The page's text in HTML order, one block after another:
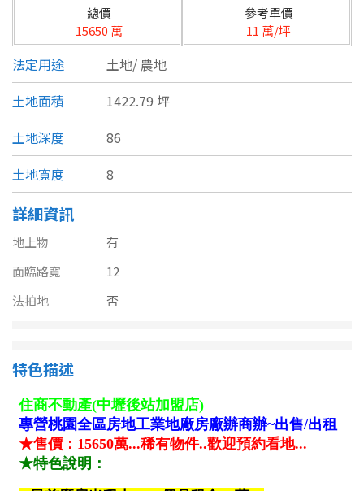
基隆市
新北市
宜蘭縣
桃園市
新竹市
苗栗縣
雲林縣
嘉義市
嘉義縣
類型(可複選)
不拘
別墅
農舍
不拘
20~30 坪 30~40 坪
40~50 坪
總價
15650 萬
參考單價
11 萬/坪
法定用途 土地/ 農地
土地面積
1422.79 坪
土地深度
86
土地寬度
8
詳細資訊
地上物
有
面臨路寬
12
法拍地
否
特色描述